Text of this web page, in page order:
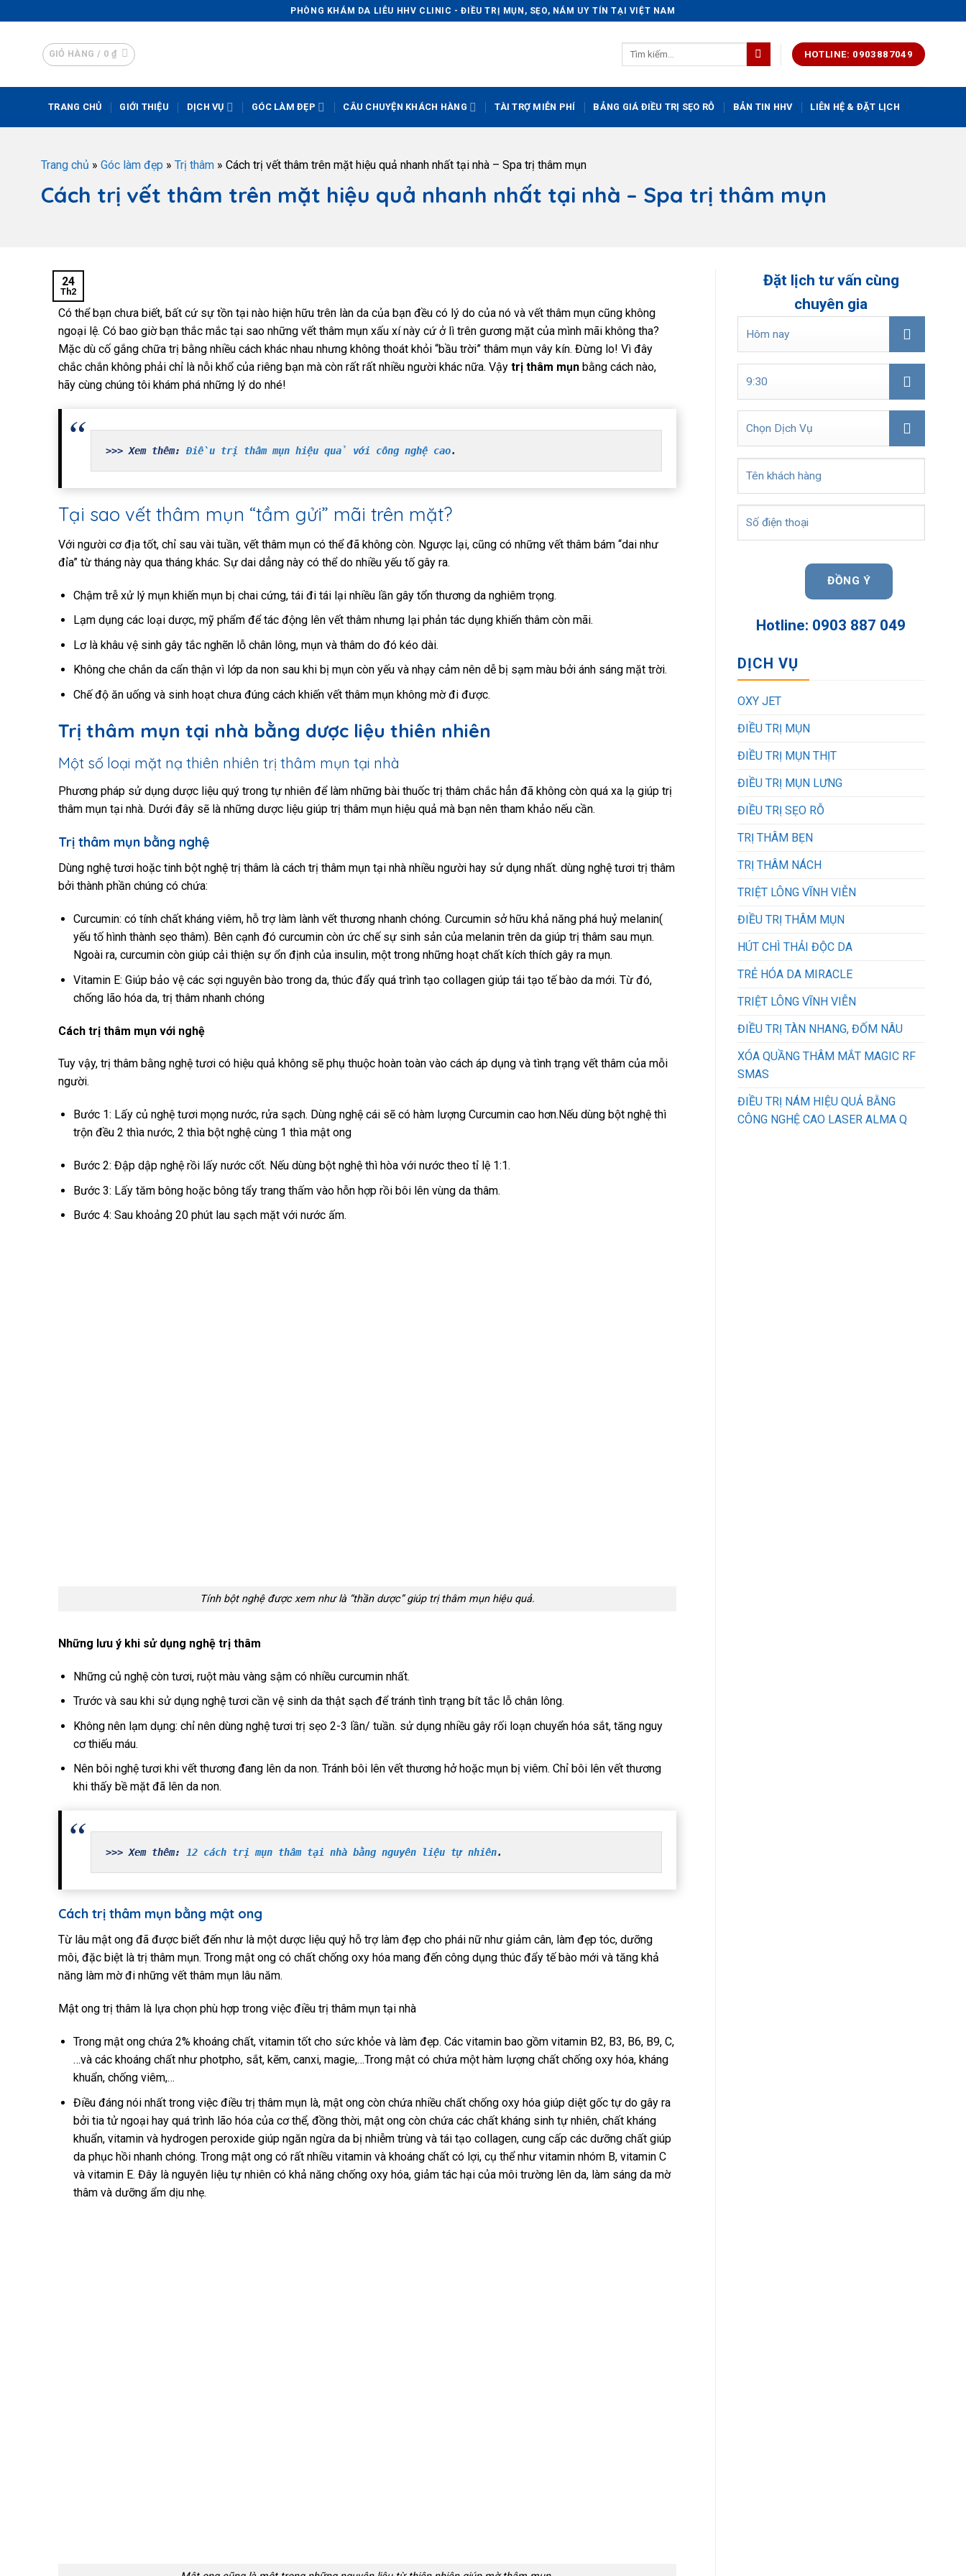
PHÒNG KHÁM DA LIỄU HHV CLINIC - ĐIỀU TRỊ MỤN, SẸO, NÁM UY TÍN TẠI VIỆT NAM
GIỎ HÀNG / 0 ₫ HOTLINE: 0903887049
TRANG CHỦ GIỚI THIỆU DỊCH VỤ GÓC LÀM ĐẸP CÂU CHUYỆN KHÁCH HÀNG TÀI TRỢ MIỄN PHÍ BẢNG GIÁ ĐIỀU TRỊ SẸO RỖ BẢN TIN HHV LIÊN HỆ & ĐẶT LỊCH
Trang chủ » Góc làm đẹp » Trị thâm » Cách trị vết thâm trên mặt hiệu quả nhanh nhất tại nhà – Spa trị thâm mụn
Cách trị vết thâm trên mặt hiệu quả nhanh nhất tại nhà – Spa trị thâm mụn
24
Th2
Có thể bạn chưa biết, bất cứ sự tồn tại nào hiện hữu trên làn da của bạn đều có lý do của nó và vết thâm mụn cũng không
ngoại lệ. Có bao giờ bạn thắc mắc tại sao những vết thâm mụn xấu xí này cứ ở lì trên gương mặt của mình mãi không tha?
Mặc dù cố gắng chữa trị bằng nhiều cách khác nhau nhưng không thoát khỏi “bầu trời” thâm mụn vây kín. Đừng lo! Vì đây
chắc chắn không phải chỉ là nỗi khổ của riêng bạn mà còn rất rất nhiều người khác nữa. Vậy trị thâm mụn bằng cách nào,
hãy cùng chúng tôi khám phá những lý do nhé!
>>> Xem thêm: Điều trị thâm mụn hiệu quả với công nghệ cao.
Tại sao vết thâm mụn “tầm gửi” mãi trên mặt?
Với người cơ địa tốt, chỉ sau vài tuần, vết thâm mụn có thể đã không còn. Ngược lại, cũng có những vết thâm bám “dai như
đỉa” từ tháng này qua tháng khác. Sự dai dẳng này có thể do nhiều yếu tố gây ra.
Chậm trễ xử lý mụn khiến mụn bị chai cứng, tái đi tái lại nhiều lần gây tổn thương da nghiêm trọng.
Lạm dụng các loại dược, mỹ phẩm để tác động lên vết thâm nhưng lại phản tác dụng khiến thâm còn mãi.
Lơ là khâu vệ sinh gây tắc nghẽn lỗ chân lông, mụn và thâm do đó kéo dài.
Không che chắn da cẩn thận vì lớp da non sau khi bị mụn còn yếu và nhạy cảm nên dễ bị sạm màu bởi ánh sáng mặt trời.
Chế độ ăn uống và sinh hoạt chưa đúng cách khiến vết thâm mụn không mờ đi được.
Trị thâm mụn tại nhà bằng dược liệu thiên nhiên
Một số loại mặt nạ thiên nhiên trị thâm mụn tại nhà
Phương pháp sử dụng dược liệu quý trong tự nhiên để làm những bài thuốc trị thâm chắc hẳn đã không còn quá xa lạ giúp trị
thâm mụn tại nhà. Dưới đây sẽ là những dược liệu giúp trị thâm mụn hiệu quả mà bạn nên tham khảo nếu cần.
Trị thâm mụn bằng nghệ
Dùng nghệ tươi hoặc tinh bột nghệ trị thâm là cách trị thâm mụn tại nhà nhiều người hay sử dụng nhất. dùng nghệ tươi trị thâm
bởi thành phần chúng có chứa:
Curcumin: có tính chất kháng viêm, hỗ trợ làm lành vết thương nhanh chóng. Curcumin sở hữu khả năng phá huỷ melanin(
yếu tố hình thành sẹo thâm). Bên cạnh đó curcumin còn ức chế sự sinh sản của melanin trên da giúp trị thâm sau mụn.
Ngoài ra, curcumin còn giúp cải thiện sự ổn định của insulin, một trong những hoạt chất kích thích gây ra mụn.
Vitamin E: Giúp bảo vệ các sợi nguyên bào trong da, thúc đẩy quá trình tạo collagen giúp tái tạo tế bào da mới. Từ đó,
chống lão hóa da, trị thâm nhanh chóng
Cách trị thâm mụn với nghệ
Tuy vậy, trị thâm bằng nghệ tươi có hiệu quả không sẽ phụ thuộc hoàn toàn vào cách áp dụng và tình trạng vết thâm của mỗi
người.
Bước 1: Lấy củ nghệ tươi mọng nước, rửa sạch. Dùng nghệ cái sẽ có hàm lượng Curcumin cao hơn.Nếu dùng bột nghệ thì
trộn đều 2 thìa nước, 2 thìa bột nghệ cùng 1 thìa mật ong
Bước 2: Đập dập nghệ rồi lấy nước cốt. Nếu dùng bột nghệ thì hòa với nước theo tỉ lệ 1:1.
Bước 3: Lấy tăm bông hoặc bông tẩy trang thấm vào hỗn hợp rồi bôi lên vùng da thâm.
Bước 4: Sau khoảng 20 phút lau sạch mặt với nước ấm.
Tính bột nghệ được xem như là “thần dược” giúp trị thâm mụn hiệu quả.
Những lưu ý khi sử dụng nghệ trị thâm
Những củ nghệ còn tươi, ruột màu vàng sậm có nhiều curcumin nhất.
Trước và sau khi sử dụng nghệ tươi cần vệ sinh da thật sạch để tránh tình trạng bít tắc lỗ chân lông.
Không nên lạm dụng: chỉ nên dùng nghệ tươi trị sẹo 2-3 lần/ tuần. sử dụng nhiều gây rối loạn chuyển hóa sắt, tăng nguy
cơ thiếu máu.
Nên bôi nghệ tươi khi vết thương đang lên da non. Tránh bôi lên vết thương hở hoặc mụn bị viêm. Chỉ bôi lên vết thương
khi thấy bề mặt đã lên da non.
>>> Xem thêm: 12 cách trị mụn thâm tại nhà bằng nguyên liệu tự nhiên.
Cách trị thâm mụn bằng mật ong
Từ lâu mật ong đã được biết đến như là một dược liệu quý hỗ trợ làm đẹp cho phái nữ như giảm cân, làm đẹp tóc, dưỡng
môi, đặc biệt là trị thâm mụn. Trong mật ong có chất chống oxy hóa mang đến công dụng thúc đẩy tế bào mới và tăng khả
năng làm mờ đi những vết thâm mụn lâu năm.
Mật ong trị thâm là lựa chọn phù hợp trong việc điều trị thâm mụn tại nhà
Trong mật ong chứa 2% khoáng chất, vitamin tốt cho sức khỏe và làm đẹp. Các vitamin bao gồm vitamin B2, B3, B6, B9, C,
…và các khoáng chất như photpho, sắt, kẽm, canxi, magie,…Trong mật có chứa một hàm lượng chất chống oxy hóa, kháng
khuẩn, chống viêm,…
Điều đáng nói nhất trong việc điều trị thâm mụn là, mật ong còn chứa nhiều chất chống oxy hóa giúp diệt gốc tự do gây ra
bởi tia tử ngoại hay quá trình lão hóa của cơ thể, đồng thời, mật ong còn chứa các chất kháng sinh tự nhiên, chất kháng
khuẩn, vitamin và hydrogen peroxide giúp ngăn ngừa da bị nhiễm trùng và tái tạo collagen, cung cấp các dưỡng chất giúp
da phục hồi nhanh chóng. Trong mật ong có rất nhiều vitamin và khoáng chất có lợi, cụ thể như vitamin nhóm B, vitamin C
và vitamin E. Đây là nguyên liệu tự nhiên có khả năng chống oxy hóa, giảm tác hại của môi trường lên da, làm sáng da mờ
thâm và dưỡng ẩm dịu nhẹ.
Đặt lịch tư vấn cùng
chuyên gia
Hotline: 0903 887 049
DỊCH VỤ
OXY JET
ĐIỀU TRỊ MỤN
ĐIỀU TRỊ MỤN THỊT
ĐIỀU TRỊ MỤN LƯNG
ĐIỀU TRỊ SẸO RỖ
TRỊ THÂM BẸN
TRỊ THÂM NÁCH
TRIỆT LÔNG VĨNH VIỄN
ĐIỀU TRỊ THÂM MỤN
HÚT CHÌ THẢI ĐỘC DA
TRẺ HÓA DA MIRACLE
TRIỆT LÔNG VĨNH VIỄN
ĐIỀU TRỊ TÀN NHANG, ĐỐM NÂU
XÓA QUẦNG THÂM MẮT MAGIC RF
SMAS
ĐIỀU TRỊ NÁM HIỆU QUẢ BẰNG
CÔNG NGHỆ CAO LASER ALMA Q